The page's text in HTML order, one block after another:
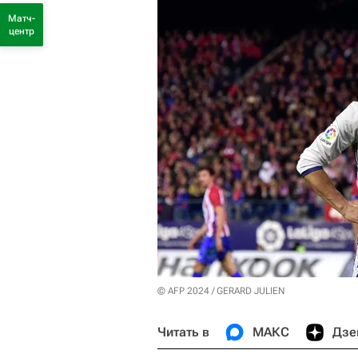
© AFP 2024 / GERARD JULIEN
Читать в МАКС
Матч-
центр